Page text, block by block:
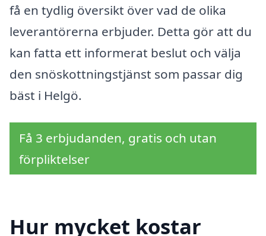
få en tydlig översikt över vad de olika
leverantörerna erbjuder. Detta gör att du
kan fatta ett informerat beslut och välja
den snöskottningstjänst som passar dig
bäst i Helgö.
Få 3 erbjudanden, gratis och utan
förpliktelser
Hur mycket kostar